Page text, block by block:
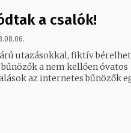
a csalók!
utazásokkal, fiktív
a nem kellően óvatos